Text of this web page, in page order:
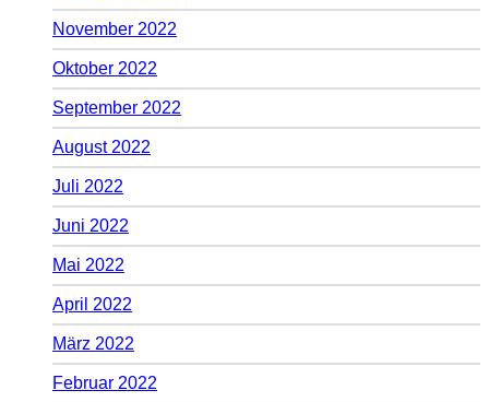
November 2022
Oktober 2022
September 2022
August 2022
Juli 2022
Juni 2022
Mai 2022
April 2022
März 2022
Februar 2022